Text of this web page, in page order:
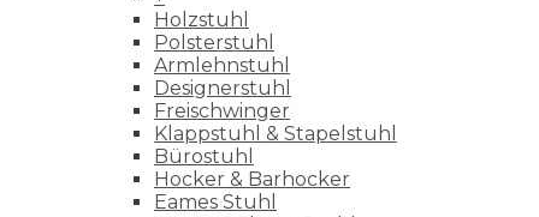
Holzstuhl
Polsterstuhl
Armlehnstuhl
Designerstuhl
Freischwinger
Klappstuhl & Stapelstuhl
Bürostuhl
Hocker & Barhocker
Eames Stuhl